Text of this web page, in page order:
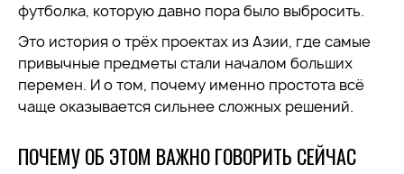
футболка, которую давно пора было выбросить.
Это история о трёх проектах из Азии, где самые
привычные предметы стали началом больших
перемен. И о том, почему именно простота всё
чаще оказывается сильнее сложных решений.
ПОЧЕМУ ОБ ЭТОМ ВАЖНО ГОВОРИТЬ СЕЙЧАС